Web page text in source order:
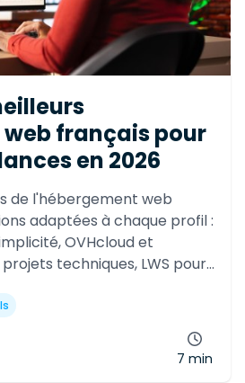
français pour
en 2026
de l'hébergement web
adaptées à chaque profil :
OVHcloud et
techniques, LWS pour
développeurs.
7 min